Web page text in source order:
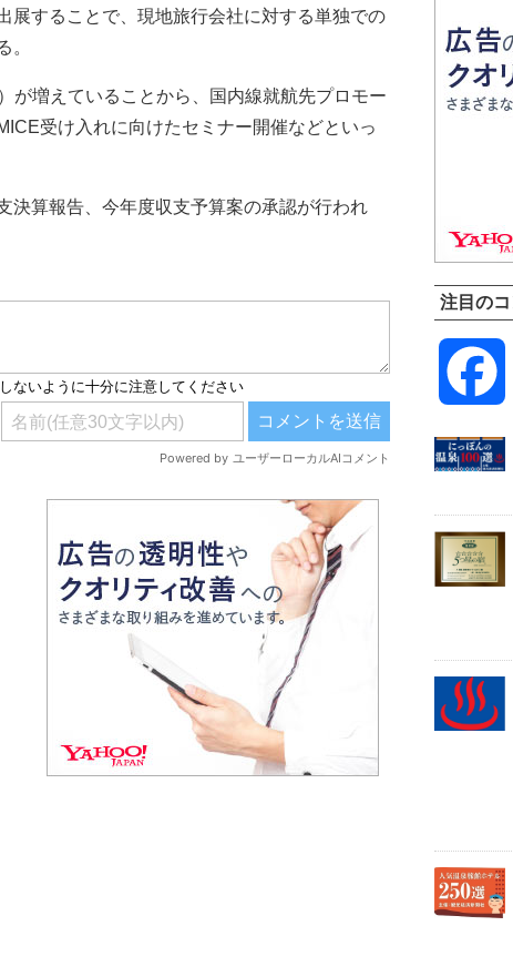
展することで、現地旅行会社に対する単独での
。
増えていることから、国内線就航先プロモー
受け入れに向けたセミナー開催などといっ
算報告、今年度収支予算案の承認が行われ
注目の